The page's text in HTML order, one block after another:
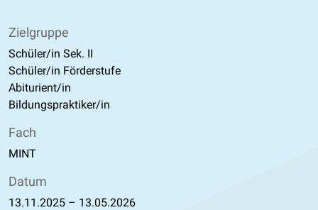
Zielgruppe
Schüler/in Sek. II
Schüler/in Förderstufe
Abiturient/in
Bildungspraktiker/in
Fach
MINT
Datum
13.11.2025 – 13.05.2026